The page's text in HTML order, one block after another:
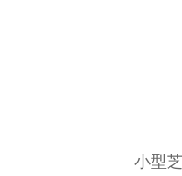
小型